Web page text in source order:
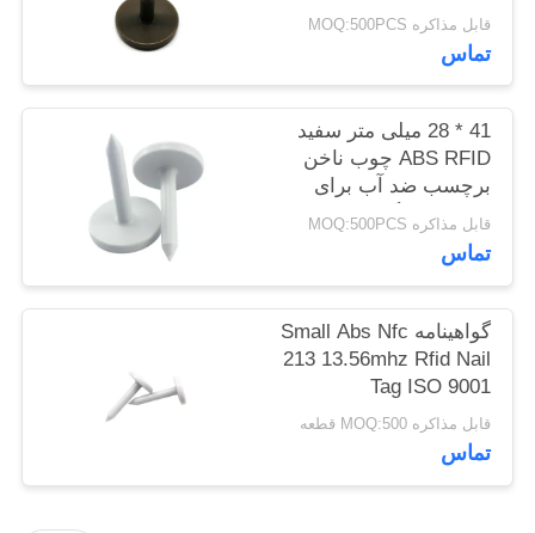
PRIVACY
POLICY
مدیریت دارایی 41 *
28mm
قابل مذاکره MOQ:500PCS
تماس
41 * 28 میلی متر سفید
ABS RFID چوب ناخن
برچسب ضد آب برای
مدیریت جنگل درخت
قابل مذاکره MOQ:500PCS
تماس
گواهینامه Small Abs Nfc
213 13.56mhz Rfid Nail
Tag ISO 9001
قابل مذاکره MOQ:500 قطعه
تماس